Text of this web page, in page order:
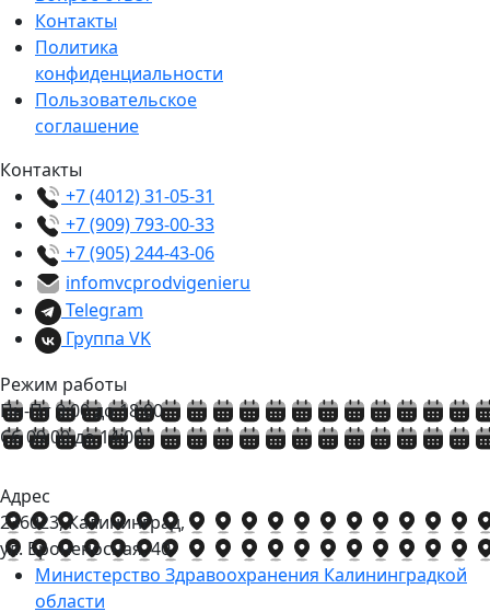
Контакты
Политика
конфиденциальности
Пользовательское
соглашение
Контакты
+7 (4012) 31-05-31
+7 (909) 793-00-33
+7 (905) 244-43-06
infomvcprodvigenieru
Telegram
Группа VK
Режим работы
Пн-Пт 9:00 до 18:00
Сб 09:00 до 14:00
Адрес
236023, Калининград,
ул. Броненосная, 40
Министерство Здравоохранения Калининградкой
области